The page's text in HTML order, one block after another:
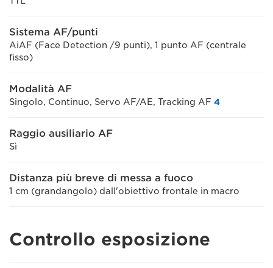
Sistema AF/punti
AiAF (Face Detection /9 punti), 1 punto AF (centrale
fisso)
Modalità AF
Singolo, Continuo, Servo AF/AE, Tracking AF 4
Raggio ausiliario AF
Sì
Distanza più breve di messa a fuoco
1 cm (grandangolo) dall'obiettivo frontale in macro
Controllo esposizione